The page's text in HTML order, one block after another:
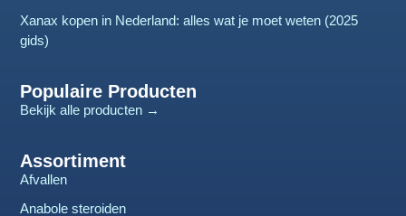
Xanax kopen in Nederland: alles wat je moet weten (2025
gids)
Populaire Producten
Bekijk alle producten →
Assortiment
Afvallen
Anabole steroiden